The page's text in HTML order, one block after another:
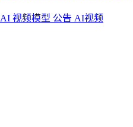
UI 动效等商用创作场景。
AI 视频模型 公告 AI视频